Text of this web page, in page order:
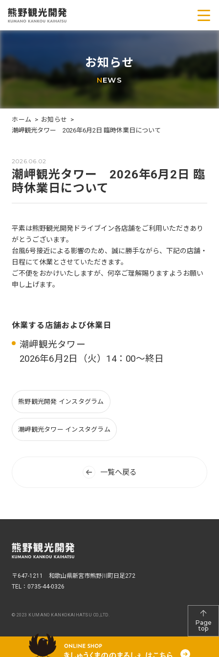
Page
top
お知らせ
NEWS
ホーム
お知らせ
潮岬観光タワー 2026年6月2日 臨時休業日について
2026.06.02
潮岬観光タワー 2026年6月2日 臨
時休業日について
平素は熊野観光開発ドライブイン各店舗をご利用いただきあり
がとうございます。
台風6号接近による影響のため、誠に勝手ながら、下記の店舗・
日程にて休業とさせていただきます。
ご不便をおかけいたしますが、何卒ご理解賜りますようお願い
申し上げます。
休業する店舗および休業日
潮岬観光タワー
2026年6月2日（火）14：00～終日
熊野観光開発 インスタグラム
潮岬観光タワー インスタグラム
一覧へ戻る
〒647-1211 和歌山県新宮市熊野川町日足272
TEL： 0735-44-0326
© 2023 KUMANO KANKOKAIHATSU CO.,LTD.